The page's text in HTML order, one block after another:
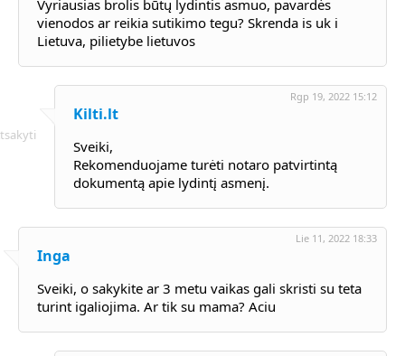
Vyriausias brolis būtų lydintis asmuo, pavardės
vienodos ar reikia sutikimo tegu? Skrenda is uk i
Lietuva, pilietybe lietuvos
Kilti.lt
Rgp 19, 2022 15:12
Sveiki,
Rekomenduojame turėti notaro patvirtintą
dokumentą apie lydintį asmenį.
Inga
Lie 11, 2022 18:33
Sveiki, o sakykite ar 3 metu vaikas gali skristi su teta
turint igaliojima. Ar tik su mama? Aciu